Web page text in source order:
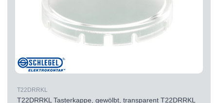
T22DRRKL
T22DRRKL Tasterkappe, gewölbt, transparent T22DRRKL